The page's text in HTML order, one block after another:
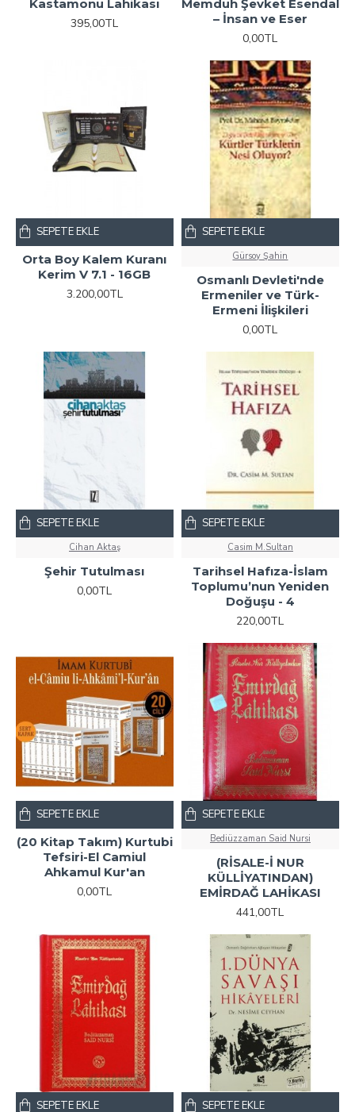
Kastamonu Lahikası
395,00TL
Memduh Şevket Esendal
– İnsan ve Eser
0,00TL
Orta Boy Kalem Kuranı
Kerim V 7.1 - 16GB
3.200,00TL
SEPETE EKLE
Gürsoy Şahin
Osmanlı Devleti'nde
Ermeniler ve Türk-
Ermeni İlişkileri
0,00TL
SEPETE EKLE
Cihan Aktaş
Şehir Tutulması
0,00TL
SEPETE EKLE
Casim M.Sultan
Tarihsel Hafıza-İslam
Toplumu’nun Yeniden
Doğuşu - 4
220,00TL
SEPETE EKLE
(20 Kitap Takım) Kurtubi
Tefsiri-El Camiul
Ahkamul Kur'an
0,00TL
SEPETE EKLE
Bediüzzaman Said Nursi
(RİSALE-İ NUR
KÜLLİYATINDAN)
EMİRDAĞ LAHİKASI
441,00TL
SEPETE EKLE
SEPETE EKLE SEPETE EKLE